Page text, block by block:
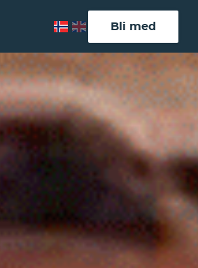
Bli med